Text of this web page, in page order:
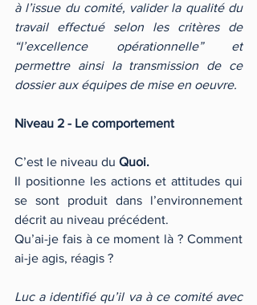
à l’issue du comité, valider la qualité du
travail effectué selon les critères de
“l’excellence opérationnelle” et
permettre ainsi la transmission de ce
dossier aux équipes de mise en oeuvre.
Niveau 2 - Le comportement
C’est le niveau du Quoi.
Il positionne les actions et attitudes qui
se sont produit dans l’environnement
décrit au niveau précédent.
Qu’ai-je fais à ce moment là ? Comment
ai-je agis, réagis ?
Luc a identifié qu’il va à ce comité avec